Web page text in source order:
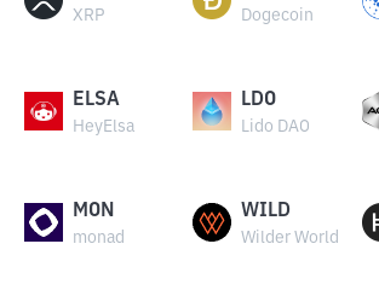
XRP Dogecoin
ELSA
HeyElsa
LDO
Lido DAO
MON
monad
WILD
Wilder World